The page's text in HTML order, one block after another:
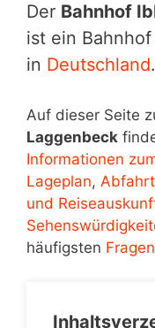
Der Bahnhof
ist ein Bahnhof
in Deutschland.
Auf dieser Seite
Laggenbeck
Informationen
Lageplan,
und
häufigsten